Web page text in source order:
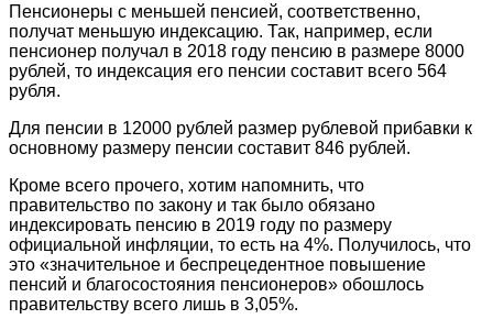
Пенсионеры с меньшей пенсией, соответственно,
получат меньшую индексацию. Так, например, если
пенсионер получал в 2018 году пенсию в размере 8000
рублей, то индексация его пенсии составит всего 564
рубля.
Для пенсии в 12000 рублей размер рублевой прибавки к
основному размеру пенсии составит 846 рублей.
Кроме всего прочего, хотим напомнить, что
правительство по закону и так было обязано
индексировать пенсию в 2019 году по размеру
официальной инфляции, то есть на 4%. Получилось, что
это «значительное и беспрецедентное повышение
пенсий и благосостояния пенсионеров» обошлось
правительству всего лишь в 3,05%.